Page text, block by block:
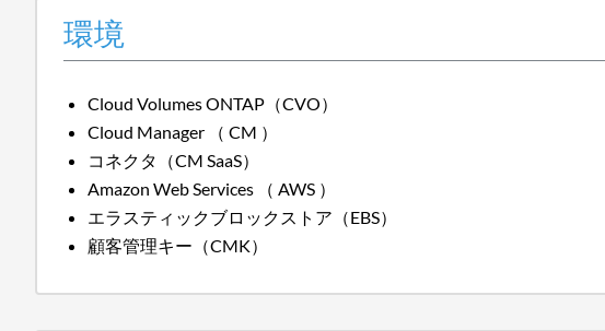
環境
Cloud Volumes ONTAP（CVO）
Cloud Manager （ CM ）
コネクタ（CM SaaS）
Amazon Web Services （ AWS ）
エラスティックブロックストア（EBS）
顧客管理キー（CMK）